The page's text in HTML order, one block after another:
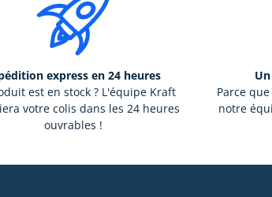
express en 24 heures
est en stock ? L'équipe Kraft
votre colis dans les 24 heures
ouvrables !
Parce
notre